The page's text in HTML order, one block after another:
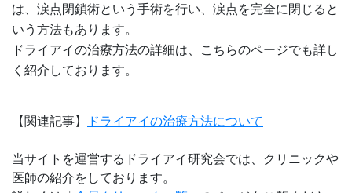
は、涙点閉鎖術という手術を行い、涙点を完全に閉じると
いう方法もあります。
ドライアイの治療方法の詳細は、こちらのページでも詳し
く紹介しております。
【関連記事】 ドライアイの治療方法について
当サイトを運営するドライアイ研究会では、クリニックや
医師の紹介をしております。